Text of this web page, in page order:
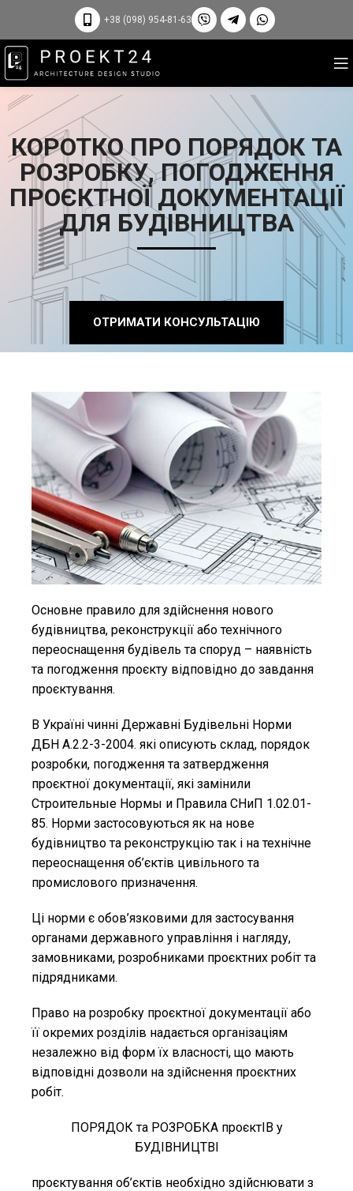
+38 (098) 954-81-63
КОРОТКО ПРО ПОРЯДОК ТА
РОЗРОБКУ, ПОГОДЖЕННЯ
ПРОЄКТНОЇ ДОКУМЕНТАЦІЇ
ДЛЯ БУДІВНИЦТВА
ОТРИМАТИ КОНСУЛЬТАЦІЮ
Основне правило для здійснення нового
будівництва, реконструкції або технічного
переоснащення будівель та споруд – наявність
та погодження проєкту відповідно до завдання
проєктування.
В Україні чинні Державні Будівельні Норми
ДБН А.2.2-3-2004. які описують склад, порядок
розробки, погодження та затвердження
проєктної документації, які замінили
Строительные Нормы и Правила СНиП 1.02.01-
85. Норми застосовуються як на нове
будівництво та реконструкцію так і на технічне
переоснащення об’єктів цивільного та
промислового призначення.
Ці норми є обов’язковими для застосування
органами державного управління і нагляду,
замовниками, розробниками проєктних робіт та
підрядниками.
Право на розробку проєктної документації або
її окремих розділів надається організаціям
незалежно від форм їх власності, що мають
відповідні дозволи на здійснення проєктних
робіт.
ПОРЯДОК та РОЗРОБКА проєктІВ у
БУДІВНИЦТВІ
проєктування об’єктів необхідно здійснювати з